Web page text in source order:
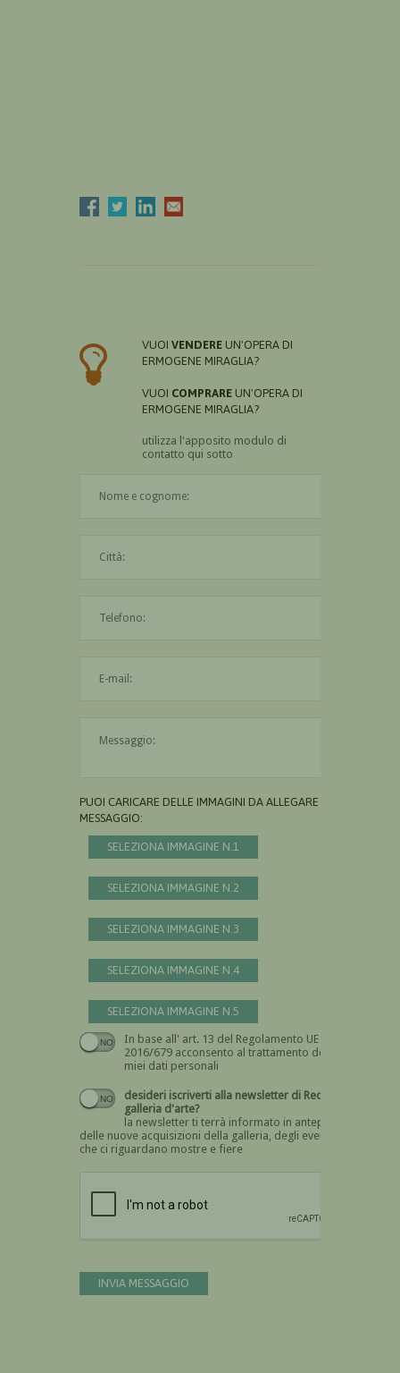
VUOI VENDERE UN'OPERA DI
ERMOGENE MIRAGLIA?
VUOI COMPRARE UN'OPERA DI
ERMOGENE MIRAGLIA?
utilizza l'apposito modulo di
contatto qui sotto
PUOI CARICARE DELLE IMMAGINI DA ALLEGARE AL
MESSAGGIO:
SELEZIONA IMMAGINE N.1
SELEZIONA IMMAGINE N.2
SELEZIONA IMMAGINE N.3
SELEZIONA IMMAGINE N.4
SELEZIONA IMMAGINE N.5
In base all' art. 13 del Regolamento UE n.
2016/679 acconsento al trattamento dei
miei dati personali
Devi dare il consenso
desideri iscriverti alla newsletter di Recta
galleria d'arte?
la newsletter ti terrà informato in anteprima
delle nuove acquisizioni della galleria, degli eventi
che ci riguardano mostre e fiere
INVIA MESSAGGIO